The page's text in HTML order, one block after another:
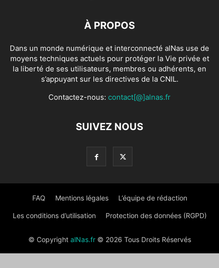
À PROPOS
Dans un monde numérique et interconnecté alNas use de
moyens techniques actuels pour protéger la Vie privée et
la liberté de ses utilisateurs, membres ou adhérents, en
s’appuyant sur les directives de la CNIL.
Contactez-nous: contact[@]alnas.fr
SUIVEZ NOUS
FAQ Mentions légales L’équipe de rédaction
Les conditions d’utilisation Protection des données (RGPD)
© Copyright alNas.fr© 2026 Tous Droits Réservés